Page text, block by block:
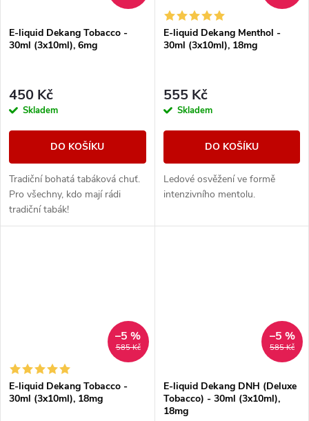
E-liquid Dekang Tobacco -
30ml (3x10ml), 6mg
450 Kč
Skladem
DO KOŠÍKU
Tradiční bohatá tabáková chuť.
Pro všechny, kdo mají rádi
tradiční tabák!
E-liquid Dekang Menthol -
30ml (3x10ml), 18mg
555 Kč
Skladem
DO KOŠÍKU
Ledové osvěžení ve formě
intenzivního mentolu.
585 Kč
–5 %
E-liquid Dekang Tobacco -
30ml (3x10ml), 18mg
585 Kč
–5 %
E-liquid Dekang DNH (Deluxe
Tobacco) - 30ml (3x10ml),
18mg